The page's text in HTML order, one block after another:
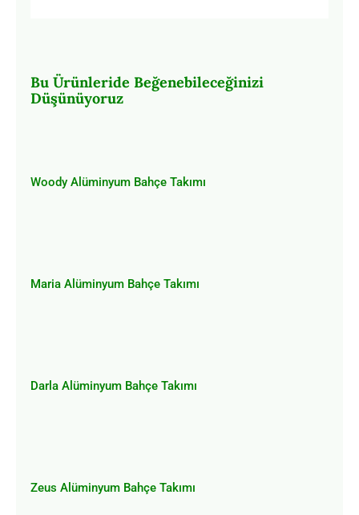
Bu Ürünleride Beğenebileceğinizi
Düşünüyoruz
Woody Alüminyum Bahçe Takımı
Maria Alüminyum Bahçe Takımı
Darla Alüminyum Bahçe Takımı
Zeus Alüminyum Bahçe Takımı